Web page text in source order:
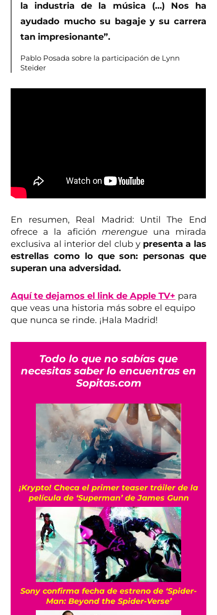
la industria de la música (…) Nos ha
ayudado mucho su bagaje y su carrera
tan impresionante”.
Pablo Posada sobre la participación de Lynn
Steider
En resumen, Real Madrid: Until The End
ofrece a la afición merengue una mirada
exclusiva al interior del club y presenta a las
estrellas como lo que son: personas que
superan una adversidad.
Aquí te dejamos el link de Apple TV+ para
que veas una historia más sobre el equipo
que nunca se rinde. ¡Hala Madrid!
Todo lo que no sabías que
necesitas saber lo encuentras en
Sopitas.com
¡Krypto! Checa el primer teaser tráiler de la
película de ‘Superman’ de James Gunn
Sony confirma fecha de estreno de ‘Spider-
Man: Beyond the Spider-Verse’